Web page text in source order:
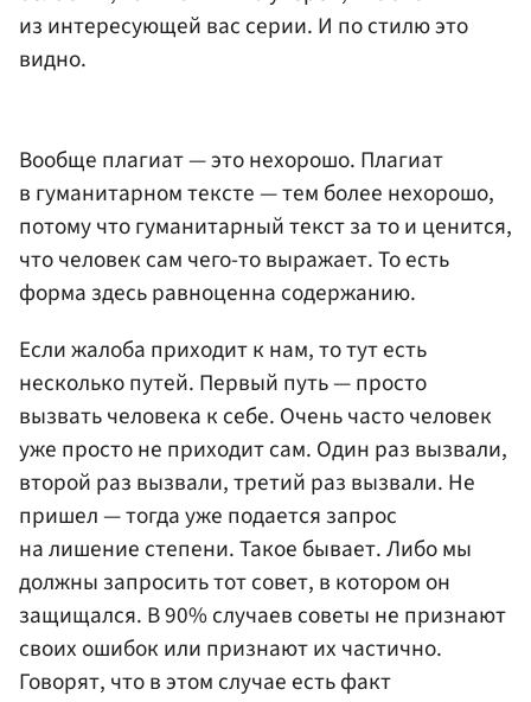
из интересующей вас серии. И по стилю это
видно.
Вообще плагиат — это нехорошо. Плагиат
в гуманитарном тексте — тем более нехорошо,
потому что гуманитарный текст за то и ценится,
что человек сам чего-то выражает. То есть
форма здесь равноценна содержанию.
Если жалоба приходит к нам, то тут есть
несколько путей. Первый путь — просто
вызвать человека к себе. Очень часто человек
уже просто не приходит сам. Один раз вызвали,
второй раз вызвали, третий раз вызвали. Не
пришел — тогда уже подается запрос
на лишение степени. Такое бывает. Либо мы
должны запросить тот совет, в котором он
защищался. В 90% случаев советы не признают
своих ошибок или признают их частично.
Говорят, что в этом случае есть факт